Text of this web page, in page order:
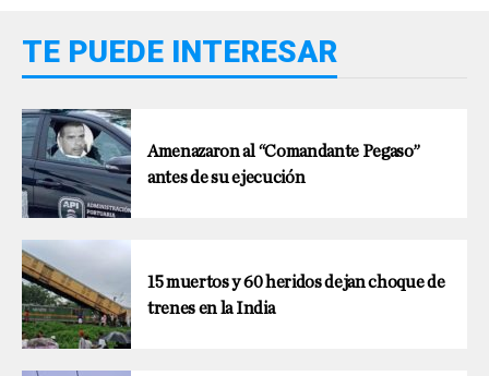
TE PUEDE INTERESAR
Amenazaron al “Comandante Pegaso”
antes de su ejecución
15 muertos y 60 heridos dejan choque de
trenes en la India